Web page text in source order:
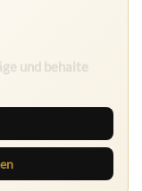
und behalte